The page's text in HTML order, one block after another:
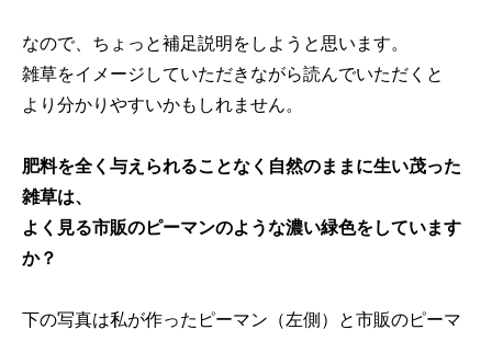
なので、ちょっと補足説明をしようと思います。
雑草をイメージしていただきながら読んでいただくと
より分かりやすいかもしれません。
肥料を全く与えられることなく自然のままに生い茂った
雑草は、
よく見る市販のピーマンのような濃い緑色をしています
か？
下の写真は私が作ったピーマン（左側）と市販のピーマ